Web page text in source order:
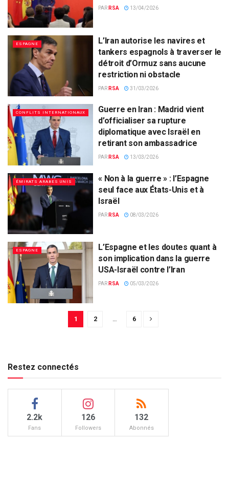
PAR RSA 13/04/2026
ESPAGNE
L’Iran autorise les navires et
tankers espagnols à traverser le
détroit d’Ormuz sans aucune
restriction ni obstacle
PAR RSA 31/03/2026
CONFLITS INTERNATIONAUX
Guerre en Iran : Madrid vient
d’officialiser sa rupture
diplomatique avec Israël en
retirant son ambassadrice
PAR RSA 13/03/2026
ÉMIRATS ARABES UNIS
« Non à la guerre » : l’Espagne
seul face aux États-Unis et à
Israël
PAR RSA 08/03/2026
ESPAGNE
L’Espagne et les doutes quant à
son implication dans la guerre
USA-Israël contre l’Iran
PAR RSA 05/03/2026
1 2 6
Restez connectés
2.2k
Fans
126
Followers
132
Abonnés